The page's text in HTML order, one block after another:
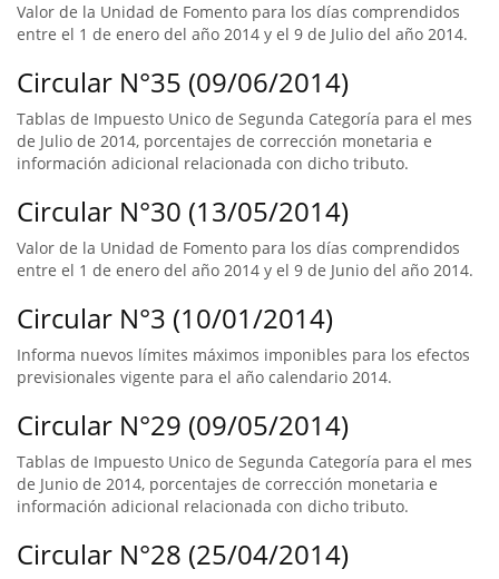
Valor de la Unidad de Fomento para los días comprendidos
entre el 1 de enero del año 2014 y el 9 de Julio del año 2014.
Circular N°35 (09/06/2014)
Tablas de Impuesto Unico de Segunda Categoría para el mes
de Julio de 2014, porcentajes de corrección monetaria e
información adicional relacionada con dicho tributo.
Circular N°30 (13/05/2014)
Valor de la Unidad de Fomento para los días comprendidos
entre el 1 de enero del año 2014 y el 9 de Junio del año 2014.
Circular N°3 (10/01/2014)
Informa nuevos límites máximos imponibles para los efectos
previsionales vigente para el año calendario 2014.
Circular N°29 (09/05/2014)
Tablas de Impuesto Unico de Segunda Categoría para el mes
de Junio de 2014, porcentajes de corrección monetaria e
información adicional relacionada con dicho tributo.
Circular N°28 (25/04/2014)